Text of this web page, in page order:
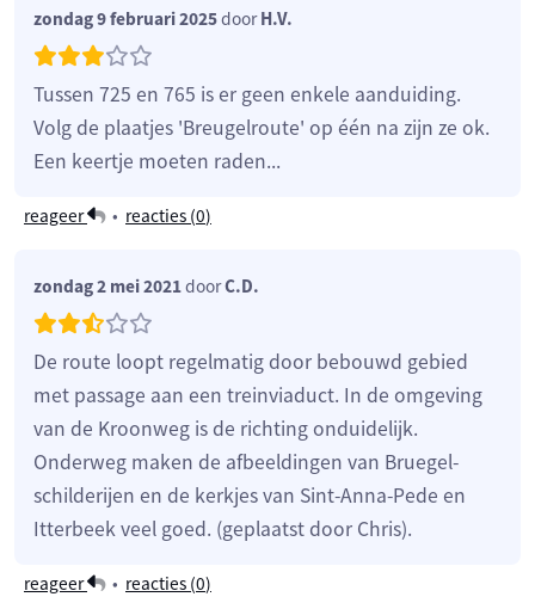
zondag 9 februari 2025doorH.V.
Tussen 725 en 765 is er geen enkele aanduiding.
Volg de plaatjes 'Breugelroute' op één na zijn ze ok.
Een keertje moeten raden...
reageer • reacties (0)
zondag 2 mei 2021doorC.D.
De route loopt regelmatig door bebouwd gebied
met passage aan een treinviaduct. In de omgeving
van de Kroonweg is de richting onduidelijk.
Onderweg maken de afbeeldingen van Bruegel-
schilderijen en de kerkjes van Sint-Anna-Pede en
Itterbeek veel goed. (geplaatst door Chris).
reageer • reacties (0)